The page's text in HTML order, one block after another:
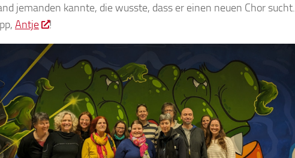
jemanden kannte, die wusste, dass er einen neuen Chor sucht.
Antje !